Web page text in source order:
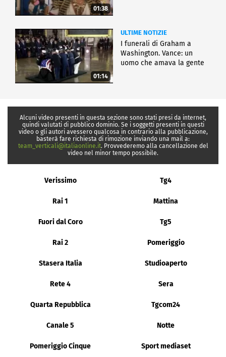
01:38
01:14
ULTIME NOTIZIE
I funerali di Graham a
Washington. Vance: un
uomo che amava la gente
Alcuni video presenti in questa sezione sono stati presi da internet,
quindi valutati di pubblico dominio. Se i soggetti presenti in questi
video o gli autori avessero qualcosa in contrario alla pubblicazione,
basterà fare richiesta di rimozione inviando una mail a:
team_verticali@italiaonline.it. Provvederemo alla cancellazione del
video nel minor tempo possibile.
Verissimo Tg4
Rai 1 Mattina
Fuori dal Coro Tg5
Rai 2 Pomeriggio
Stasera Italia Studioaperto
Rete 4 Sera
Quarta Repubblica Tgcom24
Canale 5 Notte
Pomeriggio Cinque Sport mediaset